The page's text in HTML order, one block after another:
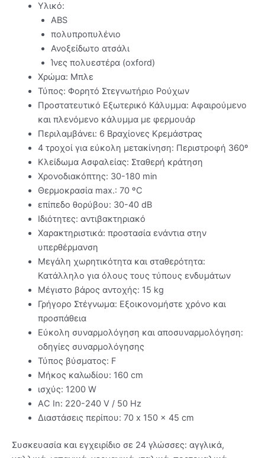
Υλικό:
ABS
πολυπροπυλένιο
Ανοξείδωτο ατσάλι
Ίνες πολυεστέρα (oxford)
Χρώμα: Μπλε
Τύπος: Φορητό Στεγνωτήριο Ρούχων
Προστατευτικό Εξωτερικό Κάλυμμα: Αφαιρούμενο
και πλενόμενο κάλυμμα με φερμουάρ
Περιλαμβάνει: 6 Βραχίονες Κρεμάστρας
4 τροχοί για εύκολη μετακίνηση: Περιστροφή 360º
Κλείδωμα Ασφαλείας: Σταθερή κράτηση
Χρονοδιακόπτης: 30-180 min
Θερμοκρασία max.: 70 ºC
επίπεδο θορύβου: 30-40 dB
Ιδιότητες: αντιβακτηριακό
Χαρακτηριστικά: προστασία ενάντια στην
υπερθέρμανση
Μεγάλη χωρητικότητα και σταθερότητα:
Κατάλληλο για όλους τους τύπους ενδυμάτων
Μέγιστο βάρος αντοχής: 15 kg
Γρήγορο Στέγνωμα: Εξοικονομήστε χρόνο και
προσπάθεια
Εύκολη συναρμολόγηση και αποσυναρμολόγηση:
οδηγίες συναρμολόγησης
Τύπος βύσματος: F
Μήκος καλωδίου: 160 cm
ισχύς: 1200 W
AC In: 220-240 V / 50 Hz
Διαστάσεις περίπου: 70 x 150 x 45 cm
Συσκευασία και εγχειρίδιο σε 24 γλώσσες: αγγλικά,